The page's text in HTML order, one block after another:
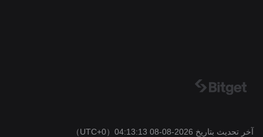
آخر تحديث بتاريخ 2026-08-08 04:13:13 （UTC+0）